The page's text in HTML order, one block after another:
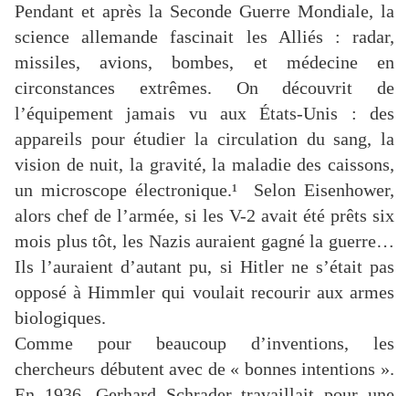
Pendant et après la Seconde Guerre Mondiale, la
science allemande fascinait les Alliés : radar,
missiles, avions, bombes, et médecine en
circonstances extrêmes. On découvrit de
l’équipement jamais vu aux États-Unis : des
appareils pour étudier la circulation du sang, la
vision de nuit, la gravité, la maladie des caissons,
un microscope électronique.¹ Selon Eisenhower,
alors chef de l’armée, si les V-2 avait été prêts six
mois plus tôt, les Nazis auraient gagné la guerre…
Ils l’auraient d’autant pu, si Hitler ne s’était pas
opposé à Himmler qui voulait recourir aux armes
biologiques.
Comme pour beaucoup d’inventions, les
chercheurs débutent avec de « bonnes intentions ».